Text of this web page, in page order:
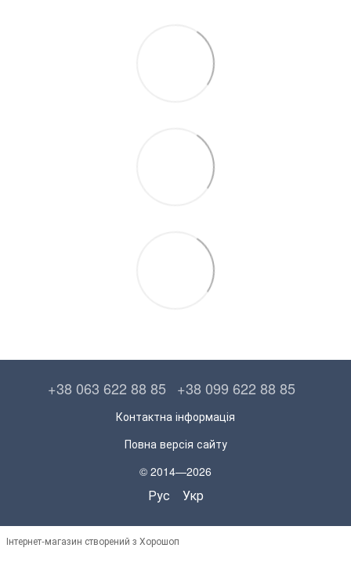
+38 063 622 88 85 +38 099 622 88 85
Контактна інформація
Повна версія сайту
© 2014—2026
Рус Укр
Інтернет-магазин створений з Хорошоп